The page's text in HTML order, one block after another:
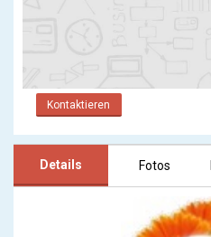
Kontaktieren
Details Fotos